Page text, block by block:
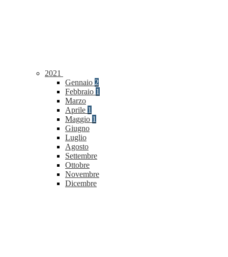
2021
Gennaio 2
Febbraio 1
Marzo
Aprile 1
Maggio 1
Giugno
Luglio
Agosto
Settembre
Ottobre
Novembre
Dicembre